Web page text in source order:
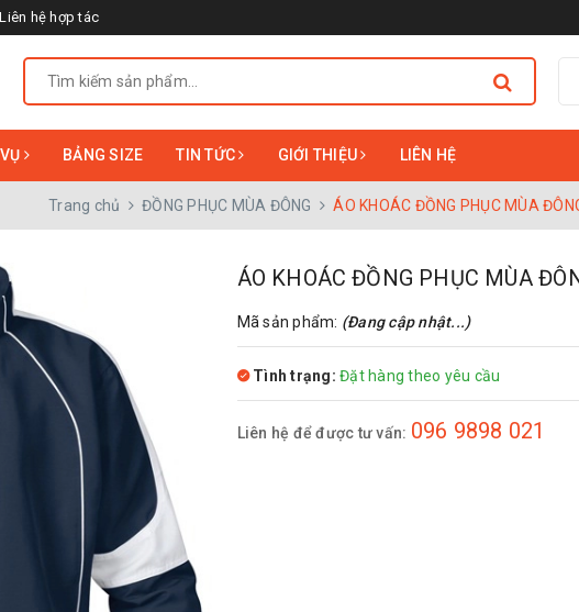
Liên hệ hợp tác
BẢNG SIZE TIN TỨC GIỚI THIỆU LIÊN HỆ
Trang chủ ĐỒNG PHỤC MÙA ĐÔNG ÁO KHOÁC ĐỒNG PHỤC MÙA
ÁO KHOÁC ĐỒNG PHỤC MÙA
Mã sản phẩm: (Đang cập nhật...)
Tình trạng: Đặt hàng theo yêu cầu
Liên hệ để được tư vấn: 096 9898 021